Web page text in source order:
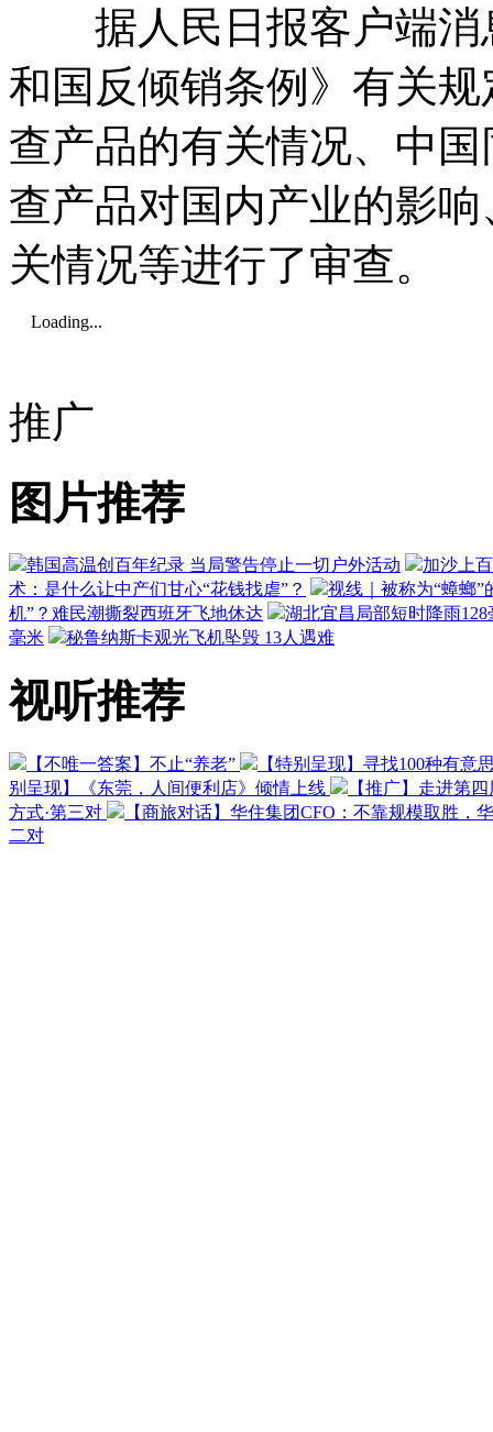
据人民日报客户端消
和国反倾销条例》有关
查产品的有关情况、中
查产品对国内产业的影
关情况等进行了审查。
Loading...
推广
图片推荐
韩国高温创百年纪录 当局警告停止一切户外活动
加沙上
术：是什么让中产们甘心“花钱找虐”？
视线｜被称为“蟑螂
机”？难民潮撕裂西班牙飞地休达
湖北宜昌局部短时降雨
毫米
秘鲁纳斯卡观光飞机坠毁 13人遇难
视听推荐
【不唯一答案】不止“养老”
【特别呈现】寻找100种有意
别呈现】《东莞，人间便利店》倾情上线
【推广】走进第
方式·第三对
【商旅对话】华住集团CFO：不靠规模取胜，
二对